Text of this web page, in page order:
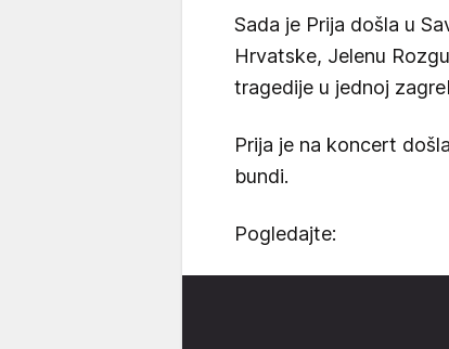
Sada je Prija došla u
Hrvatske, Jelenu
tragedije u jednoj
Prija je na koncert
bundi.
Pogledajte: